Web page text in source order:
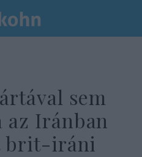
sem
az Iránban
brit-iráni